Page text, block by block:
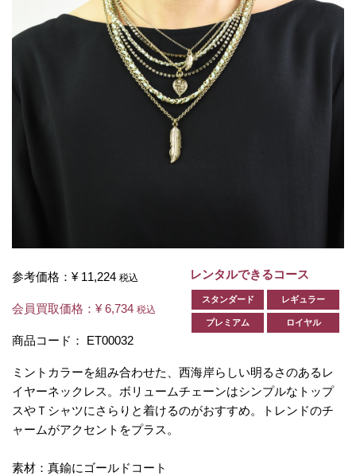
参考価格： ¥ 11,224 税込
会員買取価格： ¥ 6,734 税込
商品コード： ET00032
レンタルできるコース
スタンダード レギュラー
プレミアム ロイヤル
ミントカラーを組み合わせた、西海岸らしい明るさのあるレ
イヤーネックレス。ボリュームチェーンはシンプルなトップ
スやＴシャツにさらりと着けるのがおすすめ。トレンドのチ
ャームがアクセントをプラス。
素材：真鍮にゴールドコート